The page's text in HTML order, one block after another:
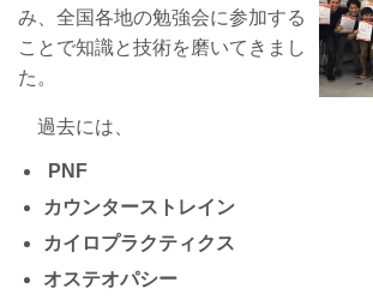
み、全国各地の勉強会に参加する
ことで知識と技術を磨いてきまし
た。
過去には、
PNF
カウンターストレイン
カイロプラクティクス
オステオパシー